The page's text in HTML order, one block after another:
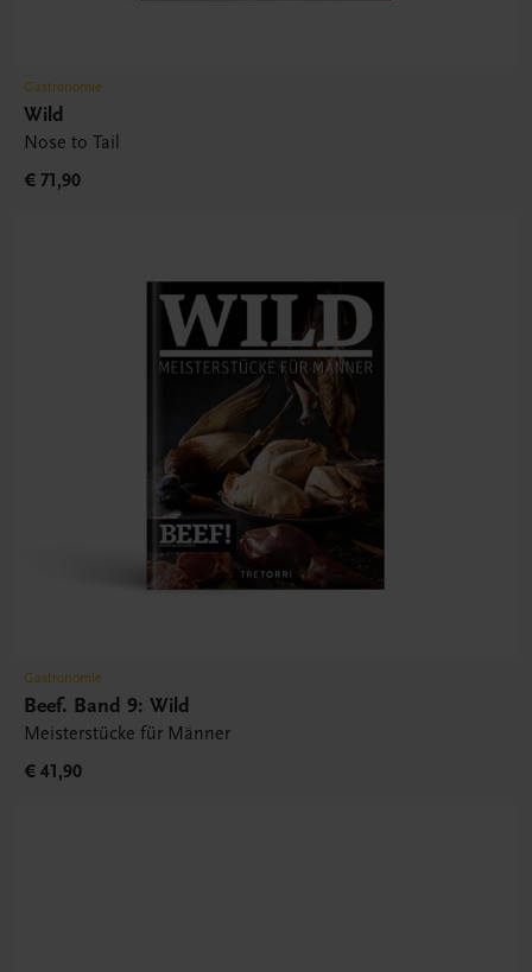
Gastronomie
Wild
Nose to Tail
€ 71,90
Gastronomie
Beef. Band 9: Wild
Meisterstücke für Männer
€ 41,90